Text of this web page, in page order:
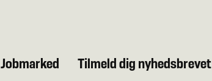
Jobmarked Tilmeld dig nyhedsbrevet